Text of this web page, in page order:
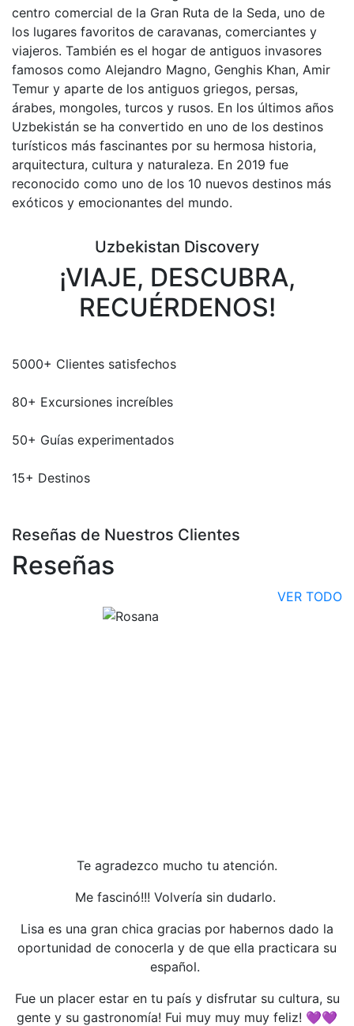
centro comercial de la Gran Ruta de la Seda, uno de
los lugares favoritos de caravanas, comerciantes y
viajeros. También es el hogar de antiguos invasores
famosos como Alejandro Magno, Genghis Khan, Amir
Temur y aparte de los antiguos griegos, persas,
árabes, mongoles, turcos y rusos. En los últimos años
Uzbekistán se ha convertido en uno de los destinos
turísticos más fascinantes por su hermosa historia,
arquitectura, cultura y naturaleza. En 2019 fue
reconocido como uno de los 10 nuevos destinos más
exóticos y emocionantes del mundo.
Uzbekistan Discovery
¡VIAJE, DESCUBRA,
RECUÉRDENOS!
5000+ Clientes satisfechos
80+ Excursiones increíbles
50+ Guías experimentados
15+ Destinos
Reseñas de Nuestros Clientes
Reseñas
VER TODO
Te agradezco mucho tu atención.
Me fascinó!!! Volvería sin dudarlo.
Lisa es una gran chica gracias por habernos dado la
oportunidad de conocerla y de que ella practicara su
español.
Fue un placer estar en tu país y disfrutar su cultura, su
gente y su gastronomía! Fui muy muy muy feliz! 💜💜